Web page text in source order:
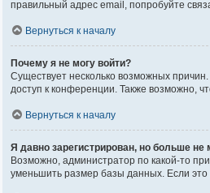
правильный адрес email, попробуйте
Вернуться к началу
Почему я не могу войти?
Существует несколько возможных
доступ к конференции. Также возможно,
Вернуться к началу
Я давно зарегистрирован, но больше не
Возможно, администратор по какой-то
уменьшить размер базы данных. Если это